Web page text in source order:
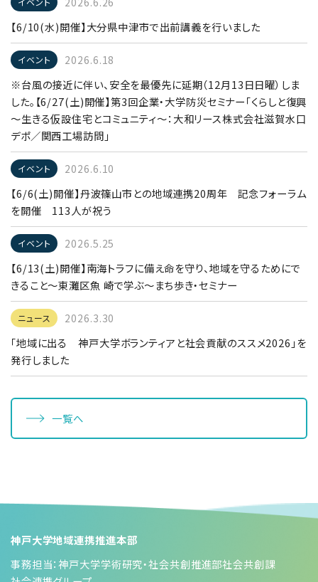
【6/10(水)開催】大分県中津市で出前講義を行いました
イベント 2026.6.18
※台風の接近に伴い、安全を最優先に延期（12月13日日曜）しま
した。【6/27(土)開催】第3回企業・大学防災セミナー「くらしと復興
～生きる仮設住宅とコミュニティ～：大和リース株式会社滋賀水口
デポ／関西工場訪問」
イベント 2026.6.10
【6/6(土)開催】丹波篠山市との地域連携20周年 記念フォーラム
を開催 113人が祝う
イベント 2026.5.25
【6/13(土)開催】南海トラフに備え命を守り、地域を守るためにで
きること～東灘区魚 崎で学ぶ～まち歩き・セミナー
ニュース 2026.3.30
「地域に出る 神戸大学ボランティアと社会貢献のススメ2026」を
発行しました
一覧へ
神戸大学地域連携推進本部
事務担当：神戸大学学術研究・社会共創推進部社会共創課